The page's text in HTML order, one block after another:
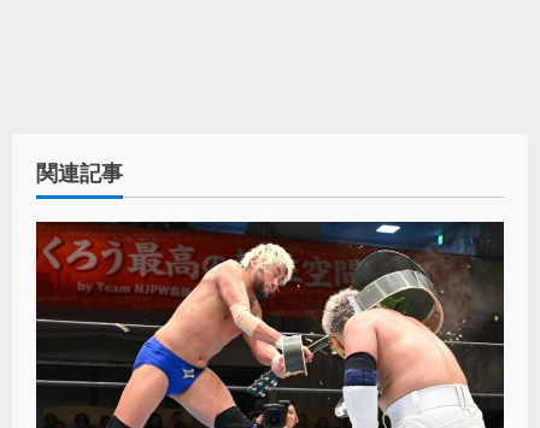
関連記事